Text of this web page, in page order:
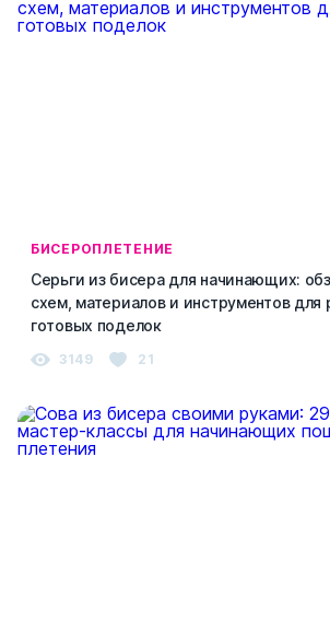
БИСЕРОПЛЕТЕНИЕ
Серьги из бисера для начинающих:
схем, материалов и инструментов для
готовых поделок
3149 21